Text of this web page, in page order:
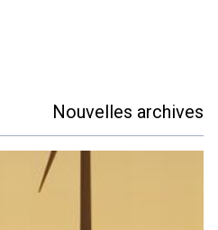
Nouvelles archives